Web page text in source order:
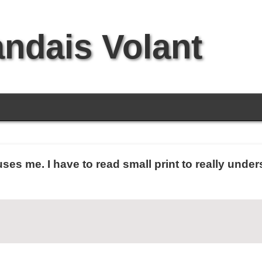
Volant
me. I have to read small print to really